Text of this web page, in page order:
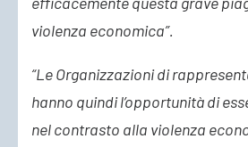
violenza economica”.
“Le Organizzazioni di
hanno quindi l’opportunità di
nel contrasto alla violenza